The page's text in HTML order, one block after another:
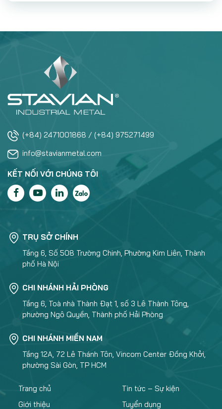
(+84) 2471001868 / (+84) 975271499
info@stavianmetal.com
KẾT NỐI VỚI CHÚNG TÔI
TRỤ SỞ CHÍNH
Tầng 6, Số 508 Trường Chinh, Phường Kim Liên, Thành
phố Hà Nội
CHI NHÁNH HẢI PHÒNG
Tầng 6, Toà nhà Thành Đạt 1, số 3 Lê Thành Tông,
phường Ngô Quyền, Thành phố Hải Phòng
CHI NHÁNH MIỀN NAM
Tầng 12A, 72 Lê Thánh Tôn, Vincom Center Đồng Khởi,
phường Sài Gòn, TP HCM
Trang chủ
Giới thiệu
Tin tức – Sự kiện
Tuyển dụng